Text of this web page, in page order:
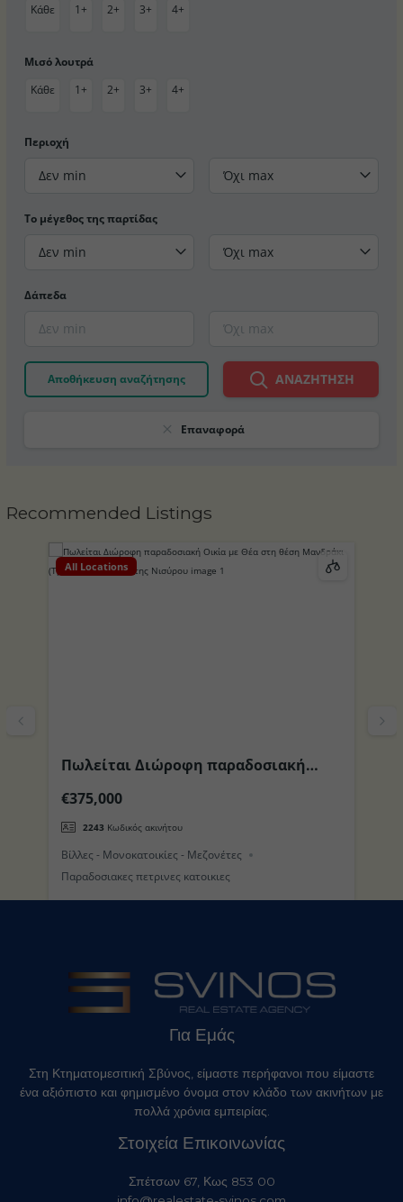
Κάθε
1+ 2+ 3+ 4+
Μισό λουτρά
Κάθε
1+ 2+ 3+ 4+
Περιοχή
Δεν min Όχι max
Το μέγεθος της παρτίδας
Δεν min Όχι max
Δάπεδα
Αποθήκευση αναζήτησης ΑΝΑΖΉΤΗΣΗ
Επαναφορά
Recommended Listings
All Locations
Πωλείται Διώροφη παραδοσιακή
(Τρούλος) στο Νησί της Νισύρου
€375,000
2243 Κωδικός ακινήτου
Βίλλες - Μονοκατοικίες - Μεζονέτες
Παραδοσιακες πετρινες κατοικιες
Για Εμάς
Στη Κτηματομεσιτική Σβύνος, είμαστε περήφανοι που είμαστε
ένα αξιόπιστο και φημισμένο όνομα στον κλάδο των ακινήτων με
πολλά χρόνια εμπειρίας.
Στοιχεία Επικοινωνίας
Σπέτσων 67, Κως 853 00